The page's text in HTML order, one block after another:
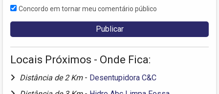
Concordo em tornar meu comentário público
Locais Próximos - Onde Fica:
Distância de 2 Km - Desentupidora C&C